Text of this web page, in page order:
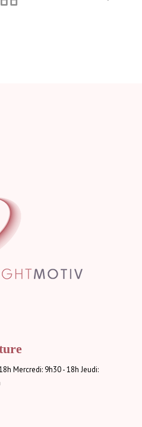
Mercredi: 9h30 - 18h Jeudi: